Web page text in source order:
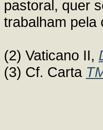
pastoral, quer
trabalham pela
(2) Vaticano II,
(3) Cf. Carta